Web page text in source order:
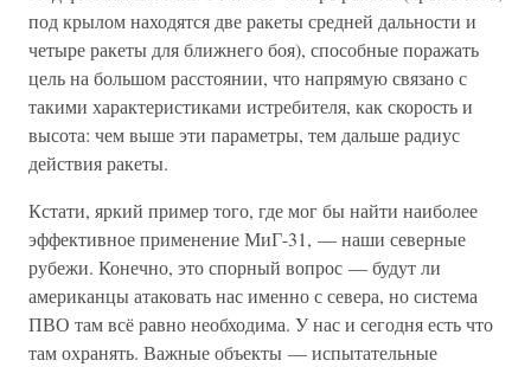
под крылом находятся две ракеты средней дальности и
четыре ракеты для ближнего боя), способные поражать
цель на большом расстоянии, что напрямую связано с
такими характеристиками истребителя, как скорость и
высота: чем выше эти параметры, тем дальше радиус
действия ракеты.
Кстати, яркий пример того, где мог бы найти наиболее
эффективное применение МиГ-31, — наши северные
рубежи. Конечно, это спорный вопрос — будут ли
американцы атаковать нас именно с севера, но система
ПВО там всё равно необходима. У нас и сегодня есть что
там охранять. Важные объекты — испытательные